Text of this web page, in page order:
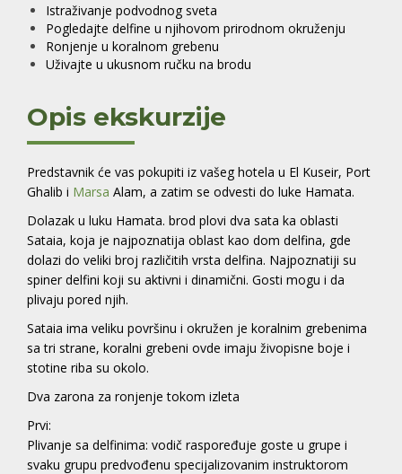
Istraživanje podvodnog sveta
Pogledajte delfine u njihovom prirodnom okruženju
Ronjenje u koralnom grebenu
Uživajte u ukusnom ručku na brodu
Opis ekskurzije
Predstavnik će vas pokupiti iz vašeg hotela u El Kuseir, Port
Ghalib i Marsa Alam, a zatim se odvesti do luke Hamata.
Dolazak u luku Hamata. brod plovi dva sata ka oblasti
Sataia, koja je najpoznatija oblast kao dom delfina, gde
dolazi do veliki broj različitih vrsta delfina. Najpoznatiji su
spiner delfini koji su aktivni i dinamični. Gosti mogu i da
plivaju pored njih.
Sataia ima veliku površinu i okružen je koralnim grebenima
sa tri strane, koralni grebeni ovde imaju živopisne boje i
stotine riba su okolo.
Dva zarona za ronjenje tokom izleta
Prvi:
Plivanje sa delfinima: vodič raspoređuje goste u grupe i
svaku grupu predvođenu specijalizovanim instruktorom